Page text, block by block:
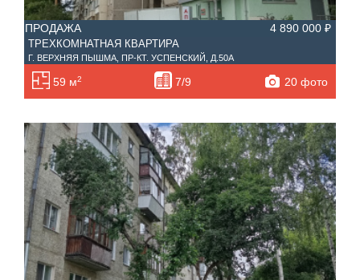
ПРОДАЖА 4 890 000 ₽
ТРЕХКОМНАТНАЯ КВАРТИРА
Г. ВЕРХНЯЯ ПЫШМА, ПР-КТ. УСПЕНСКИЙ, Д.50А
59 м2 7/9 20 фото